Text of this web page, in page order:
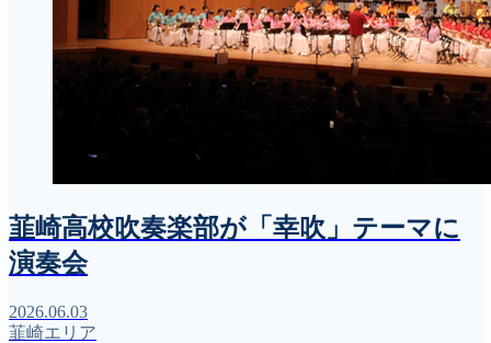
韮崎高校吹奏楽部が「幸吹」テーマに
演奏会
2026.06.03
韮崎エリア